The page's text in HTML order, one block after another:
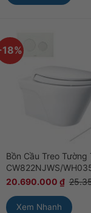
Bồn Cầu Treo Tường
20.690.000 ₫
Xem Nhanh